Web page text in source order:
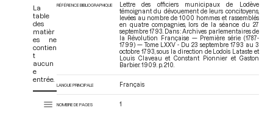
La
table
des
matièr
es ne
contien
t
aucun
e
entrée.
Tome LXXV - Du 23 septembre 1793 au 3 octobre 1793
RÉFÉRENCE BIBLIOGRAPHIQUE
Lettre des officiers municipaux de Lodève
témoignant du dévouement de leurs concitoyens,
levées au nombre de 1000 hommes et rassemblés
en quatre compagnies, lors de la séance du 27
septembre 1793. Dans : Archives parlementaires de
la Révolution Française — Première série (1787-
1799) — Tome LXXV - Du 23 septembre 1793 au 3
octobre 1793 , sous la direction de Lodoïs Lataste et
Louis Claveau et Constant Pionnier et Gaston
Barbier. 1909. p. 210.
LANGUE PRINCIPALE Français
NOMBRE DE PAGES 1